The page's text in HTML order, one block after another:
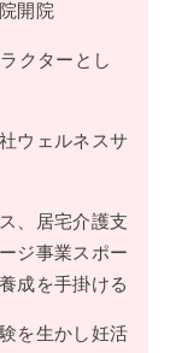
開院
クターとし
ウェルネスサ
、居宅介護支
ジ事業スポー
成を手掛ける
を生かし妊活